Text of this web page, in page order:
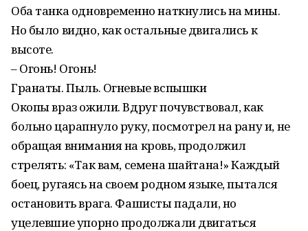
Оба танка одновременно наткнулись на мины.
Но было видно, как остальные двигались к
высоте.
– Огонь! Огонь!
Гранаты. Пыль. Огневые вспышки
Окопы враз ожили. Вдруг почувствовал, как
больно царапнуло руку, посмотрел на рану и, не
обращая внимания на кровь, продолжил
стрелять: «Так вам, семена шайтана!» Каждый
боец, ругаясь на своем родном языке, пытался
остановить врага. Фашисты падали, но
уцелевшие упорно продолжали двигаться